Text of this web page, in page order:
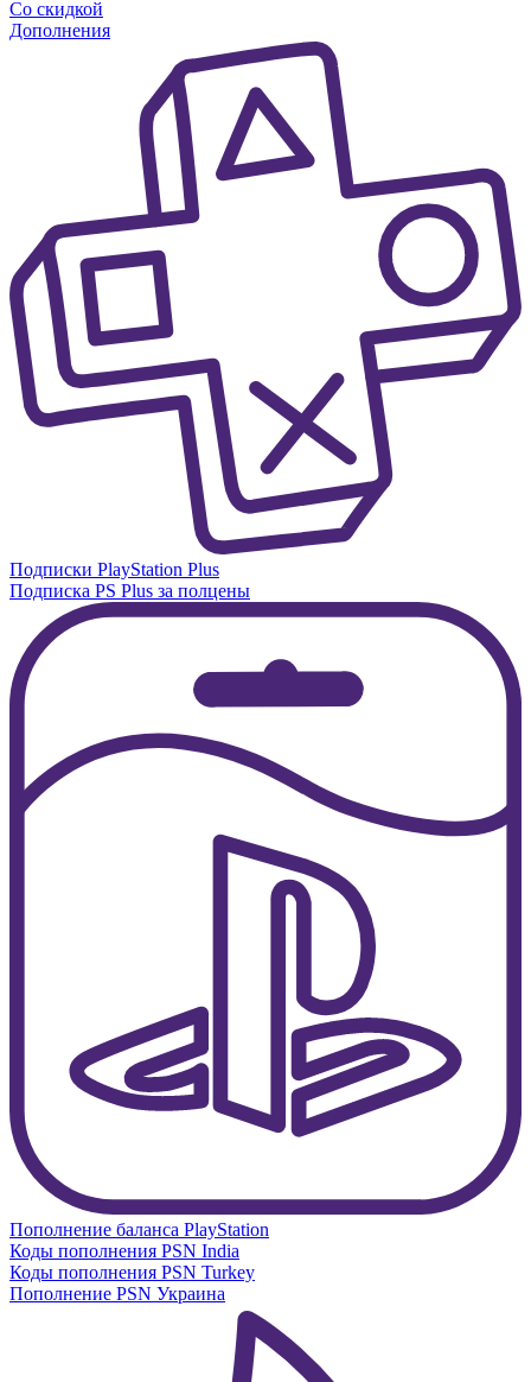
Со скидкой
Дополнения
Подписки PlayStation Plus
Подписка PS Plus за полцены
Пополнение баланса PlayStation
Коды пополнения PSN India
Коды пополнения PSN Turkey
Пополнение PSN Украина